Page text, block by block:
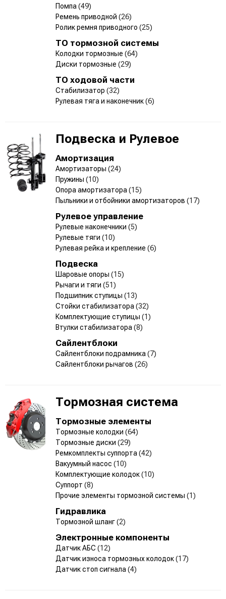
Помпа (49)
Ремень приводной (26)
Ролик ремня приводного (25)
ТО тормозной системы
Колодки тормозные (64)
Диски тормозные (29)
ТО ходовой части
Стабилизатор (32)
Рулевая тяга и наконечник(6)
Подвеска и Рулевое
Амортизация
Амортизаторы (24)
Пружины (10)
Опора амортизатора (15)
Пыльники и отбойники амортизаторов (17)
Рулевое управление
Рулевые наконечники (5)
Рулевые тяги (10)
Рулевая рейка и крепление (6)
Подвеска
Шаровые опоры (15)
Рычаги и тяги (51)
Подшипник ступицы (13)
Стойки стабилизатора (32)
Комплектующие ступицы (1)
Втулки стабилизатора (8)
Сайлентблоки
Сайлентблоки подрамника (7)
Сайлентблоки рычагов (26)
Тормозная система
Тормозные элементы
Тормозные колодки (64)
Тормозные диски (29)
Ремкомплекты суппорта (42)
Вакуумный насос (10)
Комплектующие колодок(10)
Суппорт (8)
Прочие элементы тормозной системы (1)
Гидравлика
Тормозной шланг(2)
Электронные компоненты
Датчик АБС (12)
Датчик износа тормозных колодок(17)
Датчик стоп сигнала (4)